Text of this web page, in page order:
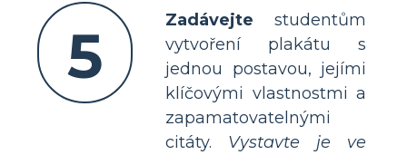
5 Zadávejte studentům
vytvoření plakátu s
jednou postavou, jejími
klíčovými vlastnostmi a
zapamatovatelnými
citáty. Vystavte je ve